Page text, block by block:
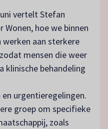
vertelt Stefan
hoe we binnen
aan sterkere
mensen die weer
klinische behandeling
urgentieregelingen.
groep om specifieke
zoals